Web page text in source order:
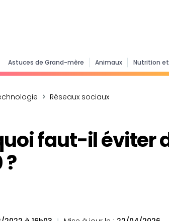
Astuces de Grand-mère Animaux Nutrition
Réseaux sociaux
faut-il éviter
?